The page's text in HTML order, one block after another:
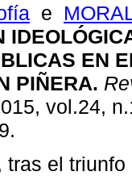
e
EN
PIÑERA.
vol.24,
tras el